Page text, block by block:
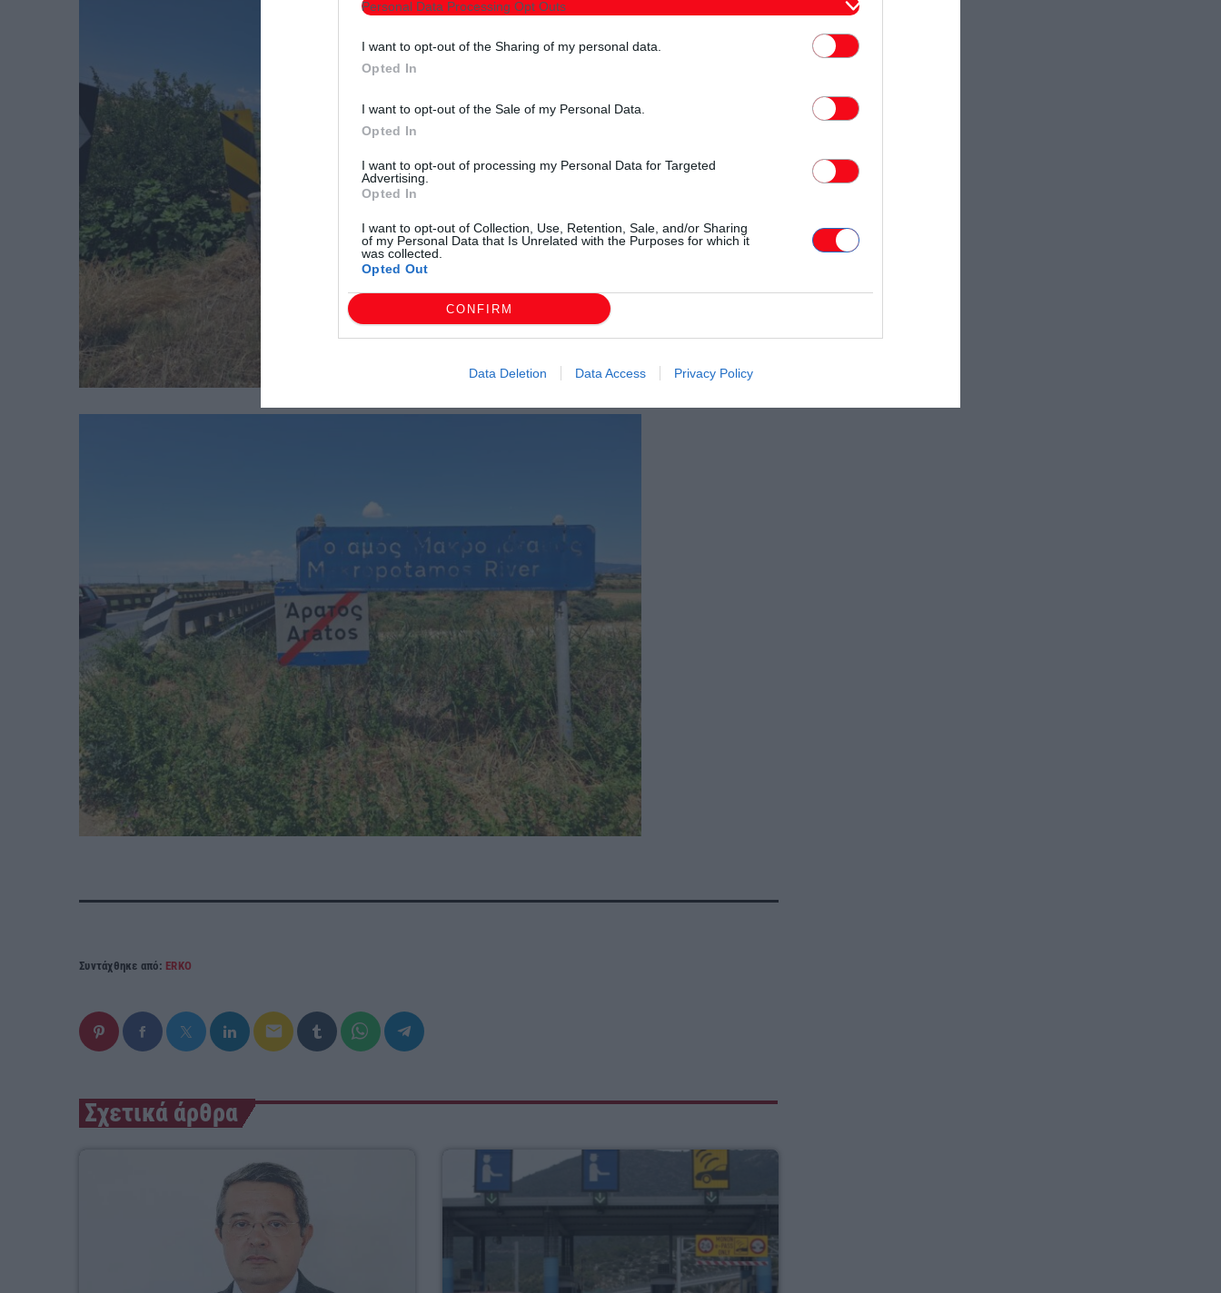
Personal Data Processing Opt Outs
I want to opt-out of the Sharing of my personal data.
Opted In
I want to opt-out of the Sale of my Personal Data.
Opted In
I want to opt-out of processing my Personal Data for Targeted
Advertising.
Opted In
I want to opt-out of Collection, Use, Retention, Sale, and/or Sharing
of my Personal Data that Is Unrelated with the Purposes for which it
was collected.
Opted Out
CONFIRM
Data Deletion Data Access Privacy Policy
Συντάχθηκε από: ERKO
email
Σχετικά άρθρα